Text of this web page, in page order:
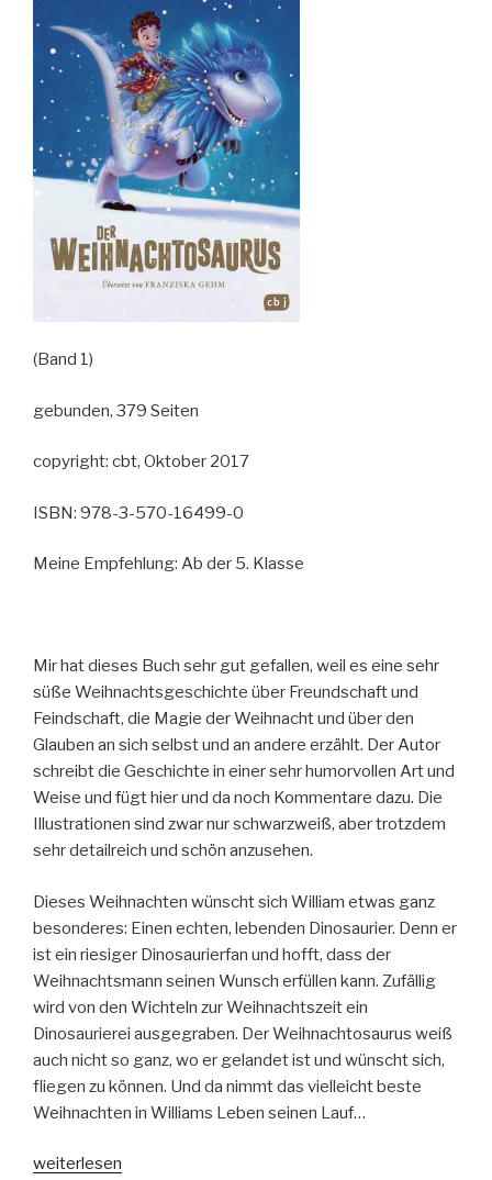
(Band 1)
gebunden, 379 Seiten
copyright: cbt, Oktober 2017
ISBN: 978-3-570-16499-0
Meine Empfehlung: Ab der 5. Klasse
Mir hat dieses Buch sehr gut gefallen, weil es eine sehr
süße Weihnachtsgeschichte über Freundschaft und
Feindschaft, die Magie der Weihnacht und über den
Glauben an sich selbst und an andere erzählt. Der Autor
schreibt die Geschichte in einer sehr humorvollen Art und
Weise und fügt hier und da noch Kommentare dazu. Die
Illustrationen sind zwar nur schwarzweiß, aber trotzdem
sehr detailreich und schön anzusehen.
Dieses Weihnachten wünscht sich William etwas ganz
besonderes: Einen echten, lebenden Dinosaurier. Denn er
ist ein riesiger Dinosaurierfan und hofft, dass der
Weihnachtsmann seinen Wunsch erfüllen kann. Zufällig
wird von den Wichteln zur Weihnachtszeit ein
Dinosaurierei ausgegraben. Der Weihnachtosaurus weiß
auch nicht so ganz, wo er gelandet ist und wünscht sich,
fliegen zu können. Und da nimmt das vielleicht beste
Weihnachten in Williams Leben seinen Lauf…
„Tom
weiterlesen